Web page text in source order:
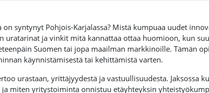
syntynyt Pohjois-Karjalassa? Mistä kumpuaa uudet
uratarinat ja vinkit mitä kannattaa ottaa huomioon, kun
Suomen tai jopa maailman markkinoille. Tämän
käynnistämisestä tai kehittämistä varten.
urastaan, yrittäjyydestä ja vastuullisuudesta. Jaksossa
miten yritystoiminta onnistuu etäyhteyksin